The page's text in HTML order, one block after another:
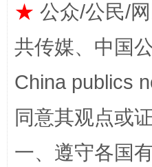
全民健身五年计划来了
★ 公众/公民/
共传媒、中国
China publics
同意其观点或
一、遵守各国